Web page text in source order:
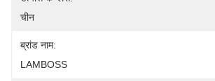
चीन
ब्रांड नाम:
LAMBOSS